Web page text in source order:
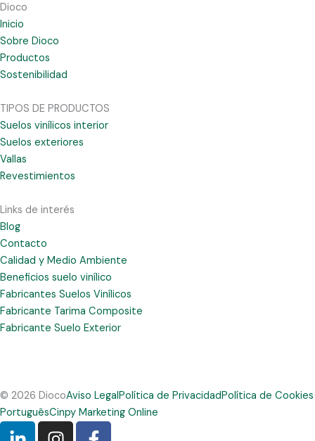
Dioco
Inicio
Sobre Dioco
Productos
Sostenibilidad
TIPOS DE PRODUCTOS
Suelos vinílicos interior
Suelos exteriores
Vallas
Revestimientos
Links de interés
Blog
Contacto
Calidad y Medio Ambiente
Beneficios suelo vinílico
Fabricantes Suelos Vinílicos
Fabricante Tarima Composite
Fabricante Suelo Exterior
© 2026 DiocoAviso LegalPolítica de PrivacidadPolítica de Cookies
PortuguêsCinpy Marketing Online
L I F